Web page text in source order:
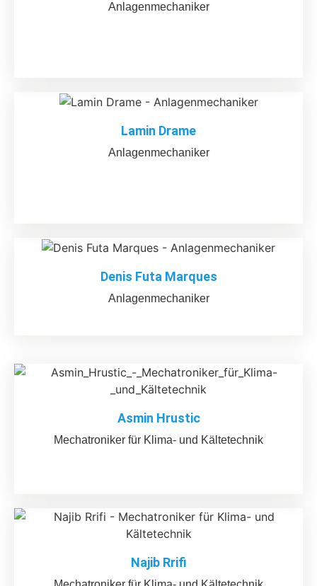
Anlagenmechaniker
Lamin Drame
Anlagenmechaniker
Denis Futa Marques
Anlagenmechaniker
Asmin Hrustic
Mechatroniker für Klima- und Kältetechnik
Najib Rrifi